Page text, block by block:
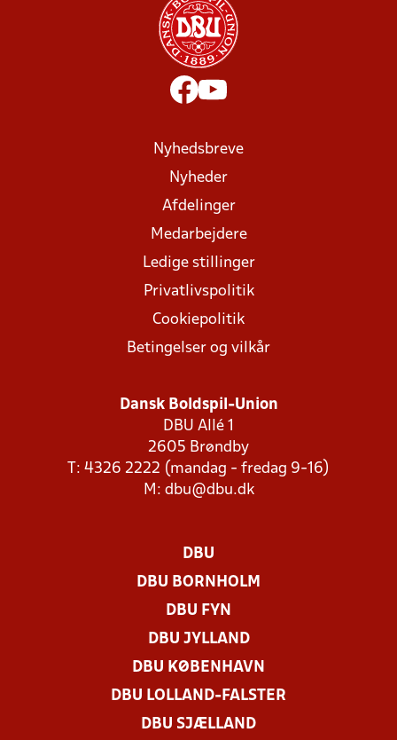
Nyhedsbreve
Nyheder
Afdelinger
Medarbejdere
Ledige stillinger
Privatlivspolitik
Cookiepolitik
Betingelser og vilkår
Dansk Boldspil-Union
DBU Allé 1
2605 Brøndby
T: 4326 2222 (mandag - fredag 9-16)
M: dbu@dbu.dk
DBU
DBU BORNHOLM
DBU FYN
DBU JYLLAND
DBU KØBENHAVN
DBU LOLLAND-FALSTER
DBU SJÆLLAND